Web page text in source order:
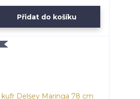
Přidat do košíku